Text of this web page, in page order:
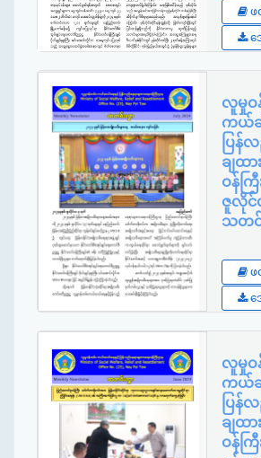
ဖ
ဒ
လူမှုဝ
ကယ်ဆ
ပြန်
ချထာ
ဝန်က
ဇူလို
သတင်
ဖ
ဒ
လူမှုဝ
ကယ်ဆ
ပြန်
ချထာ
ဝန်က